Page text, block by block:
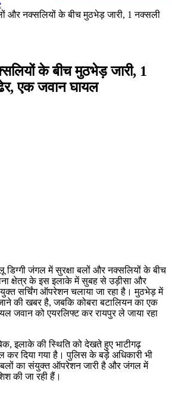
और नक्सलियों के बीच मुठभेड़ जारी, 1 नक्सली
के बीच मुठभेड़ जारी, 1
एक जवान घायल
डिग्गी जंगल में सुरक्षा बलों और नक्सलियों के बीच
क्षेत्र के इस इलाके में सुबह से उड़ीसा और
सर्चिंग ऑपरेशन चलाया जा रहा है। मुठभेड़ में
की खबर है, जबकि कोबरा बटालियन का एक
जवान को एयरलिफ्ट कर रायपुर ले जाया रहा
इलाके की स्थिति को देखते हुए भाटीगढ़
कर दिया गया है। पुलिस के बड़े अधिकारी भी
का संयुक्त ऑपरेशन जारी है और जंगल में
की जा रही हैं।